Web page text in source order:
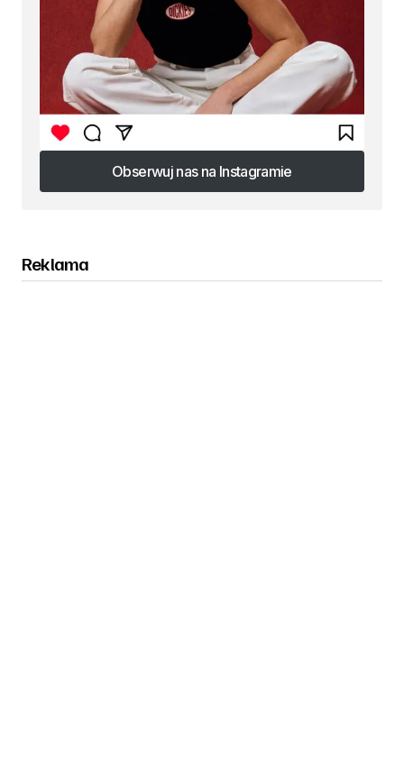
Obserwuj nas na Instagramie
Obserwuj nas na Instagramie
Reklama